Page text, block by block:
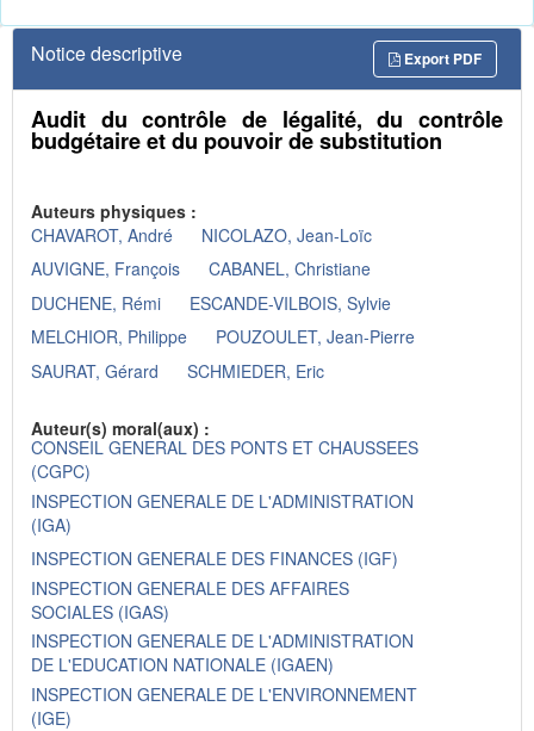
Notice descriptive Export PDF
Audit du contrôle de légalité, du contrôle
budgétaire et du pouvoir de substitution
Auteurs physiques :
CHAVAROT, André
NICOLAZO, Jean-Loïc
AUVIGNE, François
CABANEL, Christiane
DUCHENE, Rémi
ESCANDE-VILBOIS, Sylvie
MELCHIOR, Philippe
POUZOULET, Jean-Pierre
SAURAT, Gérard
SCHMIEDER, Eric
Auteur(s) moral(aux) :
CONSEIL GENERAL DES PONTS ET CHAUSSEES
(CGPC)
INSPECTION GENERALE DE L'ADMINISTRATION
(IGA)
INSPECTION GENERALE DES FINANCES (IGF)
INSPECTION GENERALE DES AFFAIRES
SOCIALES (IGAS)
INSPECTION GENERALE DE L'ADMINISTRATION
DE L'EDUCATION NATIONALE (IGAEN)
INSPECTION GENERALE DE L'ENVIRONNEMENT
(IGE)